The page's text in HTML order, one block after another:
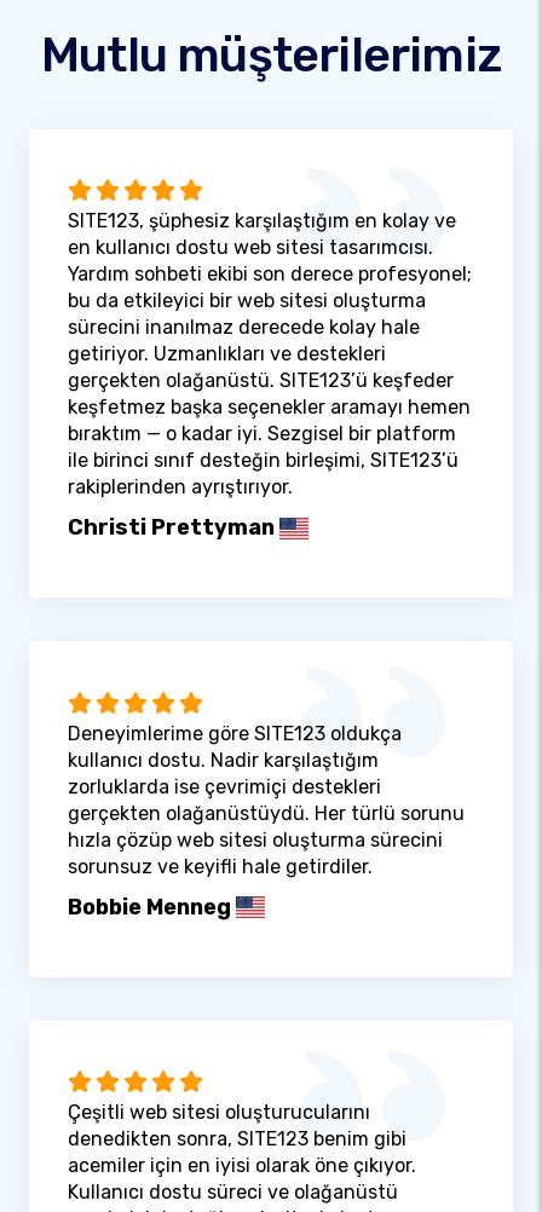
Mutlu müşterilerimiz
SITE123, şüphesiz karşılaştığım en kolay ve
en kullanıcı dostu web sitesi tasarımcısı.
Yardım sohbeti ekibi son derece profesyonel;
bu da etkileyici bir web sitesi oluşturma
sürecini inanılmaz derecede kolay hale
getiriyor. Uzmanlıkları ve destekleri
gerçekten olağanüstü. SITE123’ü keşfeder
keşfetmez başka seçenekler aramayı hemen
bıraktım — o kadar iyi. Sezgisel bir platform
ile birinci sınıf desteğin birleşimi, SITE123’ü
rakiplerinden ayrıştırıyor.
Christi Prettyman
Deneyimlerime göre SITE123 oldukça
kullanıcı dostu. Nadir karşılaştığım
zorluklarda ise çevrimiçi destekleri
gerçekten olağanüstüydü. Her türlü sorunu
hızla çözüp web sitesi oluşturma sürecini
sorunsuz ve keyifli hale getirdiler.
Bobbie Menneg
Çeşitli web sitesi oluşturucularını
denedikten sonra, SITE123 benim gibi
acemiler için en iyisi olarak öne çıkıyor.
Kullanıcı dostu süreci ve olağanüstü